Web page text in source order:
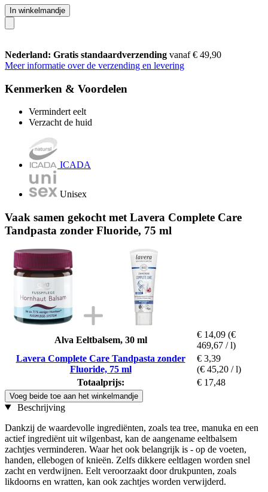
In winkelmandje
Nederland: Gratis standaardverzending vanaf € 49,90
Meer informatie over de verzending en levering
Kenmerken & Voordelen
Vermindert eelt
Verzacht de huid
ICADA
Unisex
Vaak samen gekocht met Lavera Complete Care
Tandpasta zonder Fluoride, 75 ml
Alva Eeltbalsem, 30 ml
€ 14,09 (€
469,67 / l)
Lavera Complete Care Tandpasta zonder
Fluoride, 75 ml
€ 3,39
(€ 45,20 / l)
Totaalprijs:
€ 17,48
Voeg beide toe aan het winkelmandje
Beschrijving
Dankzij de waardevolle ingrediënten, zoals tea tree, manuka en een
actief ingrediënt uit wilgenbast, kan de aangename eeltbalsem
zachtjes verminderen. Waar het ook belangrijk is - op de voeten,
handen, ellebogen of knieën. Zelfs dikkere eeltlagen worden snel
zacht en verdwijnen. Eelt veroorzaakt door drukpunten, zoals
likdoorns en wratten, kan ook zachtjes worden verwijderd.